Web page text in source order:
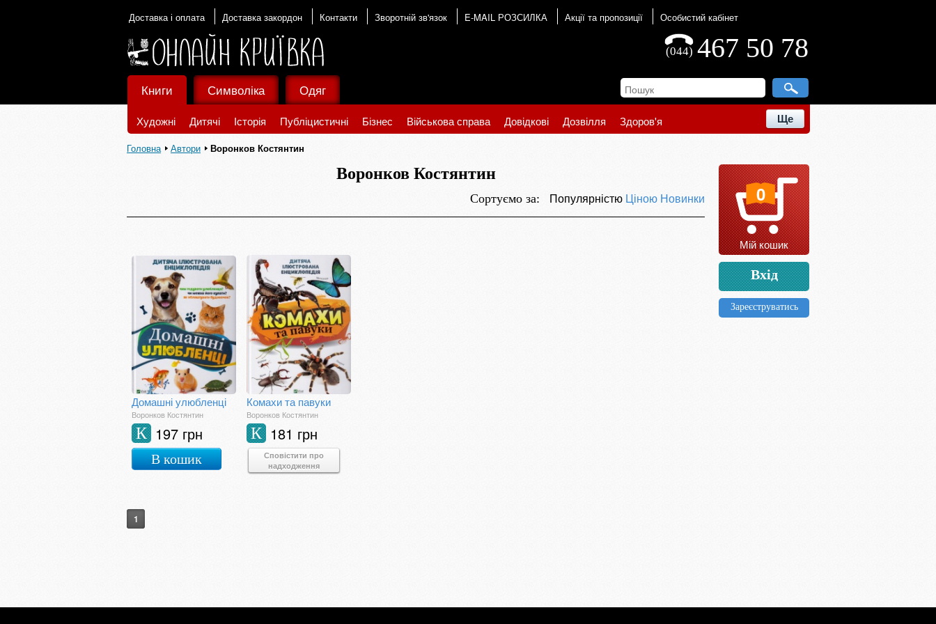
Доставка і оплата Доставка закордон Контакти Зворотній зв'язок E-MAIL РОЗСИЛКА Акції та пропозиції Особистий кабінет
467 50 78
(044)
Книги
Художні Дитячі Історія Публіцистичні Бізнес Військова справа Довідкові Дозвілля Здоров'я Ще
Символіка Одяг
Головна Автори Воронков Костянтин
Воронков Костянтин
Сортуємо за: Популярністю Ціною Новинки
Домашні улюбленці
Воронков Костянтин
197 грн
К
В кошик
Комахи та павуки
Воронков Костянтин
181 грн
К
Сповістити про
надходження
1
0
Мій кошик
Вхід
Зареєструватись